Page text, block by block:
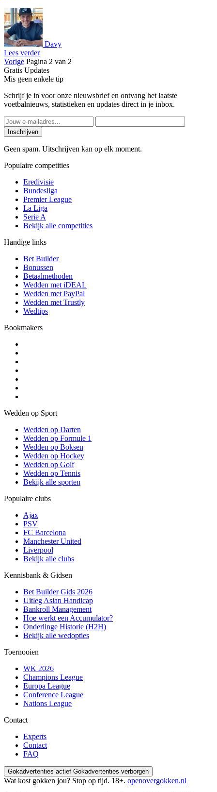
Davy
Lees verder
Vorige Pagina 2 van 2
Gratis Updates
Mis geen enkele tip
Schrijf je in voor onze nieuwsbrief en ontvang het laatste
voetbalnieuws, statistieken en updates direct in je inbox.
Inschrijven
Geen spam. Uitschrijven kan op elk moment.
Populaire competities
Eredivisie
Bundesliga
Premier League
La Liga
Serie A
Bekijk alle competities
Handige links
Bet Builder
Bonussen
Betaalmethoden
Wedden met iDEAL
Wedden met PayPal
Wedden met Trustly
Wedtips
Bookmakers
Wedden op Sport
Wedden op Darten
Wedden op Formule 1
Wedden op Boksen
Wedden op Hockey
Wedden op Golf
Wedden op Tennis
Bekijk alle sporten
Populaire clubs
Ajax
PSV
FC Barcelona
Manchester United
Liverpool
Bekijk alle clubs
Kennisbank & Gidsen
Bet Builder Gids 2026
Uitleg Asian Handicap
Bankroll Management
Hoe werkt een Accumulator?
Onderlinge Historie (H2H)
Bekijk alle wedopties
Toernooien
WK 2026
Champions League
Europa League
Conference League
Nations League
Contact
Experts
Contact
FAQ
Gokadvertenties actief Gokadvertenties verborgen
Wat kost gokken jou? Stop op tijd. 18+. openovergokken.nl